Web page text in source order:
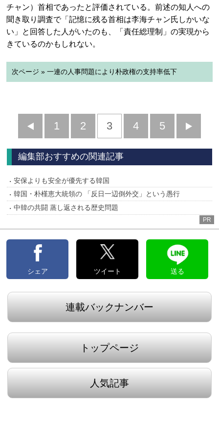
チャン）首相であったと評価されている。前述の知人への
聞き取り調査で「記憶に残る首相は李海チャン氏しかいな
い」と回答した人がいたのも、「責任総理制」の実現から
きているのかもしれない。
次ページ » 一連の人事問題により朴政権の支持率低下
前
へ
1 2 3 4 5
へ
編集部おすすめの関連記事
安保よりも安全が優先する韓国
韓国・朴槿恵大統領の 「反日一辺倒外交」という愚行
中韓の共闘 蒸し返される歴史問題
PR
シェア ツイート 送る
連載バックナンバー
トップページ
人気記事